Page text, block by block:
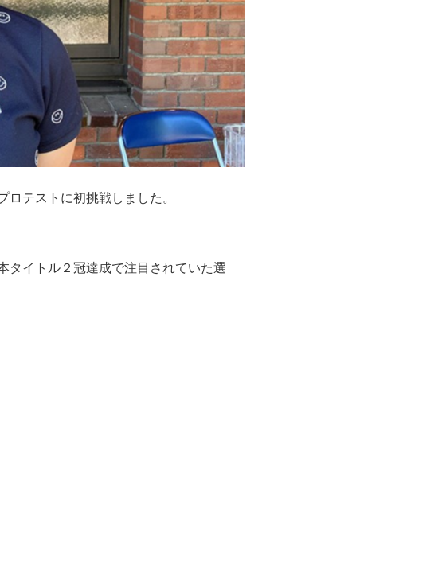
テストに初挑戦しました。
タイトル２冠達成で注目されていた選